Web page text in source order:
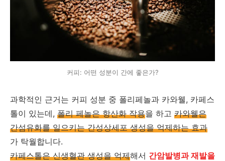
커피: 어떤 성분이 간에 좋은가?
과학적인 근거는 커피 성분 중 폴리페놀과 카와웰, 카페스
톨이 있는데, 폴리 페놀은 항산화 작용을 하고 카와웰은
간섬유화를 일으키는 간성상세포 생성을 억제하는 효과
가 탁월합니다.
카페스톨은 신생혈관 생성을 억제해서 간암발병과 재발을